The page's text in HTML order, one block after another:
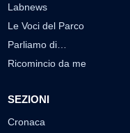
Labnews
Le Voci del Parco
Parliamo di…
Ricomincio da me
SEZIONI
Cronaca